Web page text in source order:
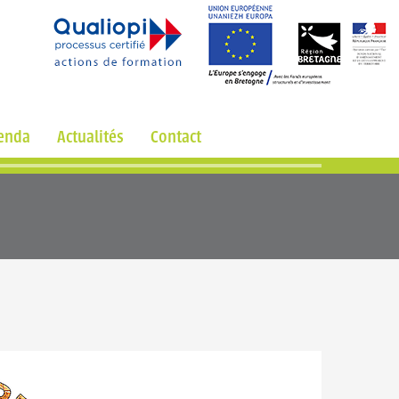
Actualités Contact